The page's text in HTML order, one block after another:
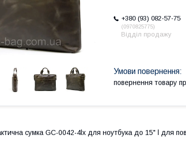
+380 (93) 082-57-75
0970825775
Відділ продажу
повернення товару
сумка GC-0042-4lx для ноутбука до 15" l для